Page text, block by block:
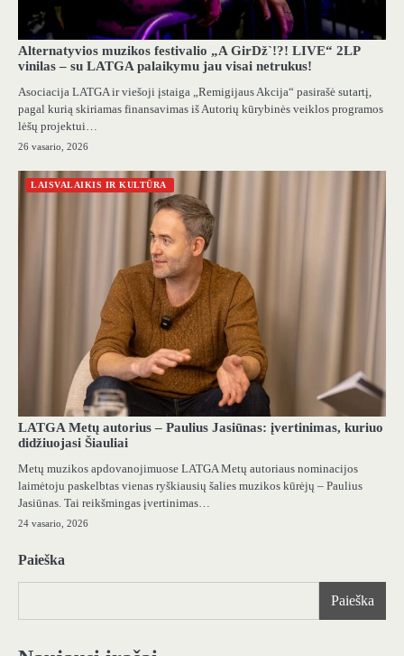
Alternatyvios muzikos festivalio „A GirDž`!?! LIVE“ 2LP
vinilas – su LATGA palaikymu jau visai netrukus!
Asociacija LATGA ir viešoji įstaiga „Remigijaus Akcija“ pasirašė sutartį,
pagal kurią skiriamas finansavimas iš Autorių kūrybinės veiklos programos
lėšų projektui…
26 vasario, 2026
LAISVALAIKIS IR KULTŪRA
LATGA Metų autorius – Paulius Jasiūnas: įvertinimas, kuriuo
didžiuojasi Šiauliai
Metų muzikos apdovanojimuose LATGA Metų autoriaus nominacijos
laimėtoju paskelbtas vienas ryškiausių šalies muzikos kūrėjų – Paulius
Jasiūnas. Tai reikšmingas įvertinimas…
24 vasario, 2026
Paieška
Paieška